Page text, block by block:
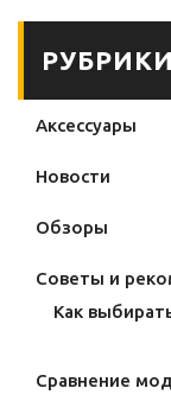
РУБРИКИ
Аксессуары
Новости
Обзоры
Советы и
Как
Сравнение